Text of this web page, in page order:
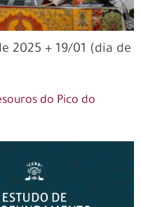
2025 + 19/01 (dia de
do Pico do